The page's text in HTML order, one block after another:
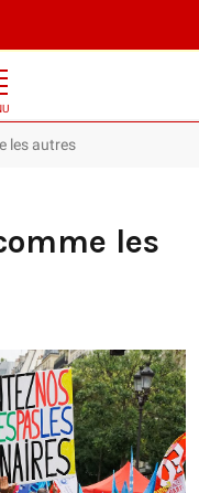
les autres
les